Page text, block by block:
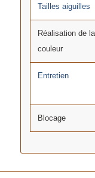
Tailles aiguilles
Réalisation de la
couleur
Entretien
Blocage